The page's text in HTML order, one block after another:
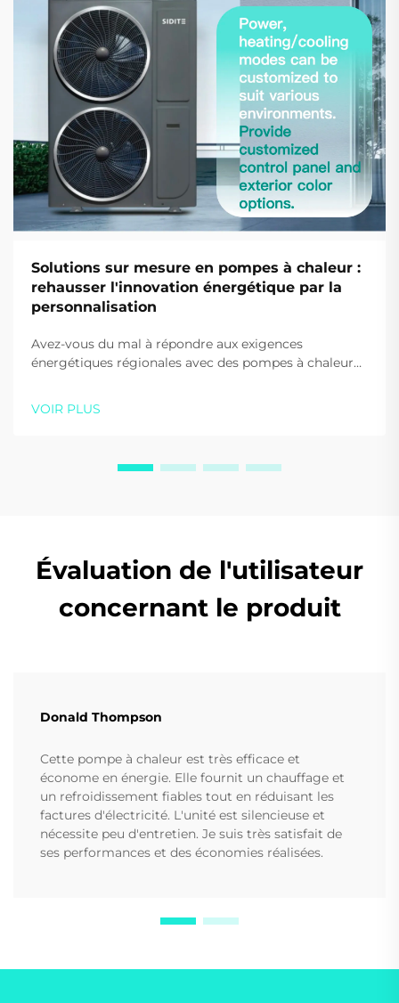
Solutions sur mesure en pompes à chaleur :
rehausser l'innovation énergétique par la
personnalisation
Avez-vous du mal à répondre aux exigences
énergétiques régionales avec des pompes à chaleur
performances, le branding et la conformité.
VOIR PLUS
Évaluation de l'utilisateur
concernant le produit
Donald Thompson
Cette pompe à chaleur est très efficace et
économe en énergie. Elle fournit un chauffage et
un refroidissement fiables tout en réduisant les
factures d'électricité. L'unité est silencieuse et
nécessite peu d'entretien. Je suis très satisfait de
ses performances et des économies réalisées.